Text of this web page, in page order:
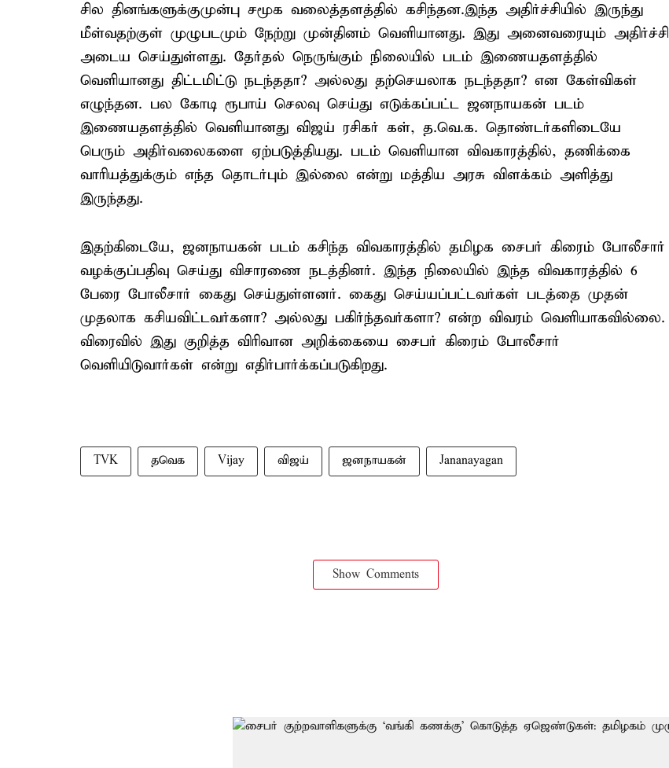
சில தினங்களுக்குமுன்பு சமூக வலைத்தளத்தில் கசிந்தன.இந்த அதிர்ச்சியில் இருந்து
மீள்வதற்குள் முழுபடமும் நேற்று முன்தினம் வெளியானது. இது அனைவரையும் அதிர்ச்சி
அடைய செய்துள்ளது. தேர்தல் நெருங்கும் நிலையில் படம் இணையதளத்தில்
வெளியானது திட்டமிட்டு நடந்ததா? அல்லது தற்செயலாக நடந்ததா? என கேள்விகள்
எழுந்தன. பல கோடி ரூபாய் செலவு செய்து எடுக்கப்பட்ட ஜனநாயகன் படம்
இணையதளத்தில் வெளியானது விஜய் ரசிகர் கள், த.வெ.க. தொண்டர்களிடையே
பெரும் அதிர்வலைகளை ஏற்படுத்தியது. படம் வெளியான விவகாரத்தில், தணிக்கை
வாரியத்துக்கும் எந்த தொடர்பும் இல்லை என்று மத்திய அரசு விளக்கம் அளித்து
இருந்தது.
இதற்கிடையே, ஜனநாயகன் படம் கசிந்த விவகாரத்தில் தமிழக சைபர் கிரைம் போலீசார்
வழக்குப்பதிவு செய்து விசாரணை நடத்தினர். இந்த நிலையில் இந்த விவகாரத்தில் 6
பேரை போலீசார் கைது செய்துள்ளனர். கைது செய்யப்பட்டவர்கள் படத்தை முதன்
முதலாக கசியவிட்டவர்களா? அல்லது பகிர்ந்தவர்களா? என்ற விவரம் வெளியாகவில்லை.
விரைவில் இது குறித்த விரிவான அறிக்கையை சைபர் கிரைம் போலீசார்
வெளியிடுவார்கள் என்று எதிர்பார்க்கப்படுகிறது.
TVK தவெக Vijay விஜய் ஜனநாயகன் Jananayagan
Show Comments